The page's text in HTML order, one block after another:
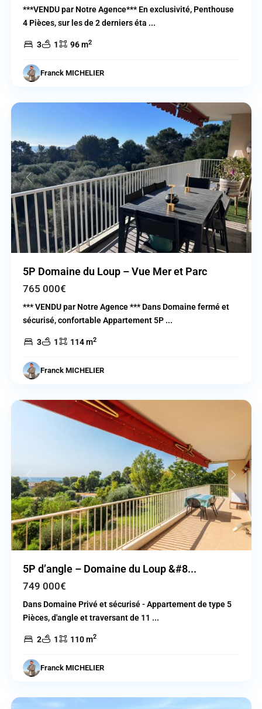
***VENDU par Notre Agence*** En exclusivité, Penthouse
4 Pièces, sur les de 2 derniers éta ...
3 1 96 m2
Franck MICHELIER
Cagnes
sur
Previous Next
5P Domaine du Loup – Vue Mer et Parc
765 000€
*** VENDU par Notre Agence *** Dans Domaine fermé et
sécurisé, confortable Appartement 5P ...
3 1 114 m2
Franck MICHELIER
Cagnes
sur
Previous Next
5P d’angle – Domaine du Loup &#8...
749 000€
Dans Domaine Privé et sécurisé - Appartement de type 5
Pièces, d'angle et traversant de 11 ...
2 1 110 m2
Franck MICHELIER
Cagnes
sur